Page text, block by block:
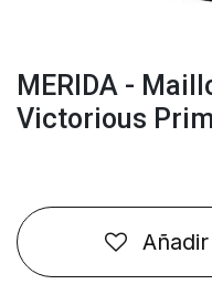
MERIDA -
Victorious